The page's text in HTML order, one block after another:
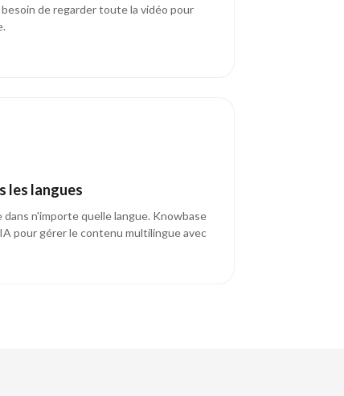
de regarder toute la vidéo pour
les langues
dans n'importe quelle langue. Knowbase
pour gérer le contenu multilingue avec